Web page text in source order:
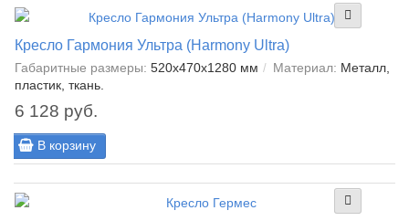
Кресло Гармония Ультра (Harmony Ultra)
Габаритные размеры: 520х470х1280 мм Материал: Металл,
пластик, ткань.
6 128 руб.
В корзину